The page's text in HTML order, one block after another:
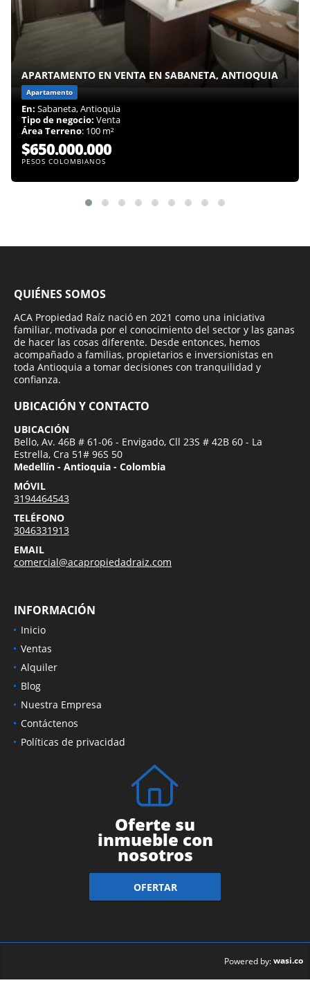
APARTAMENTO EN VENTA EN SABANETA, ANTIOQUIA
Apartamento
En: Sabaneta, Antioquia
Tipo de negocio: Venta
Área Terreno: 100 m²
$650.000.000
PESOS COLOMBIANOS
QUIÉNES SOMOS
ACA Propiedad Raíz nació en 2021 como una iniciativa
familiar, motivada por el conocimiento del sector y las ganas
de hacer las cosas diferente. Desde entonces, hemos
acompañado a familias, propietarios e inversionistas en
toda Antioquia a tomar decisiones con tranquilidad y
confianza.
UBICACIÓN Y CONTACTO
UBICACIÓN
Bello, Av. 46B # 61-06 - Envigado, Cll 23S # 42B 60 - La
Estrella, Cra 51# 96S 50
Medellín - Antioquia - Colombia
MÓVIL
3194464543
TELÉFONO
3046331913
EMAIL
comercial@acapropiedadraiz.com
INFORMACIÓN
Inicio
Ventas
Alquiler
Blog
Nuestra Empresa
Contáctenos
Políticas de privacidad
Oferte su
inmueble con
nosotros
OFERTAR
Powered by:wasi.co